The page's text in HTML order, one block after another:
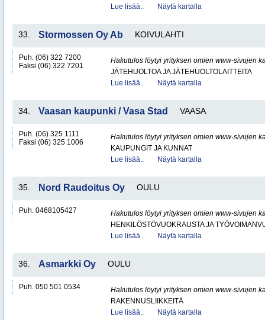
Lue lisää..
Näytä kartalla
33. Stormossen Oy Ab KOIVULAHTI
Puh. (06) 322 7200
Faksi (06) 322 7201
Hakutulos löytyi yrityksen omien www-sivujen
JÄTEHUOLTOA JA JÄTEHUOLTOLAITTEITA
Lue lisää..
Näytä kartalla
34. Vaasan kaupunki / Vasa Stad VAASA
Puh. (06) 325 1111
Faksi (06) 325 1006
Hakutulos löytyi yrityksen omien www-sivujen
KAUPUNGIT JA KUNNAT
Lue lisää..
Näytä kartalla
35. Nord Raudoitus Oy OULU
Puh. 0468105427
Hakutulos löytyi yrityksen omien www-sivujen
HENKILÖSTÖVUOKRAUSTA JA
Lue lisää..
Näytä kartalla
36. Asmarkki Oy OULU
Puh. 050 501 0534
Hakutulos löytyi yrityksen omien www-sivujen
RAKENNUSLIIKKEITÄ
Lue lisää..
Näytä kartalla